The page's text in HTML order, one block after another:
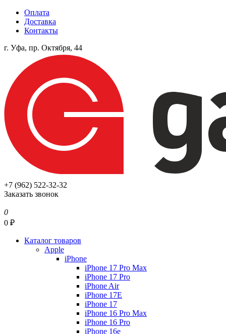
Оплата
Доставка
Контакты
г. Уфа, пр. Октября, 44
+7 (962) 522-32-32
Заказать звонок
0
0 ₽
Каталог товаров
Apple
iPhone
iPhone 17 Pro Max
iPhone 17 Pro
iPhone Air
iPhone 17E
iPhone 17
iPhone 16 Pro Max
iPhone 16 Pro
iPhone 16e